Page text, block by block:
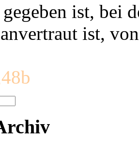
ist, bei
ist,